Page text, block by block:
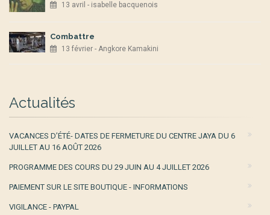
13 avril - isabelle bacquenois
Combattre
13 février - Angkore Kamakini
Actualités
VACANCES D’ÉTÉ- DATES DE FERMETURE DU CENTRE JAYA DU 6
JUILLET AU 16 AOÛT 2026
PROGRAMME DES COURS DU 29 JUIN AU 4 JUILLET 2026
PAIEMENT SUR LE SITE BOUTIQUE - INFORMATIONS
VIGILANCE - PAYPAL